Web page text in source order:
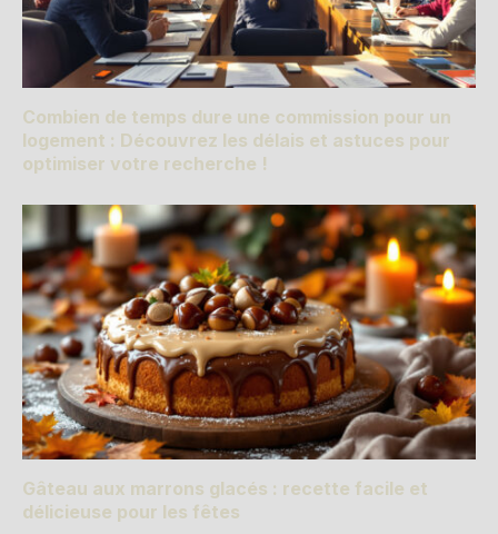
Combien de temps dure une commission pour un
logement : Découvrez les délais et astuces pour
optimiser votre recherche !
Gâteau aux marrons glacés : recette facile et
délicieuse pour les fêtes